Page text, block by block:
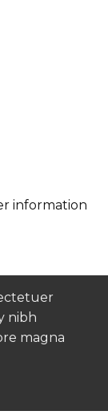
information
nibh
magna